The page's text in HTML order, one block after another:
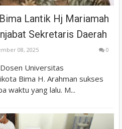
Lantik Hj Mariamah
Sekretaris Daerah
08, 2025 0
Universitas
Bima H. Arahman sukses
waktu yang lalu. M...